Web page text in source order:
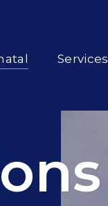
Services